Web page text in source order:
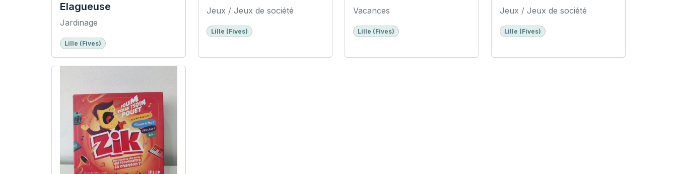
Elagueuse
Jardinage
Lille (Fives)
Jeux / Jeux de société
Lille (Fives)
Vacances
Lille (Fives)
Jeux / Jeux de société
Lille (Fives)